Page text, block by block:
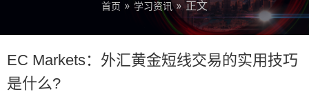
首页 » 学习资讯» 正文
EC Markets：外汇黄金短线交易的实用技巧
是什么?